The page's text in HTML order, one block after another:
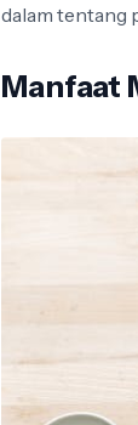
dalam tentang
Manfaat